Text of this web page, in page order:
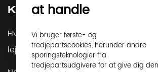
Kontakt os
Hvis du har spørgsmål eller gerne
lejer, du er velkommen til at kontakte
at handle
Vi bruger første- og
tredjepartscookies, herunder andre
sporingsteknologier fra
tredjepartsudgivere for at give dig den